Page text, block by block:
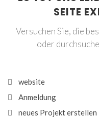
SEITE
Versuchen Sie, die
oder
website
Anmeldung
neues Projekt erstellen